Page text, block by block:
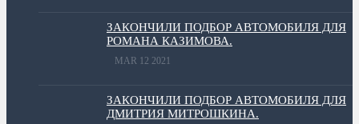
ЗАКОНЧИЛИ ПОДБОР АВТОМОБИЛЯ ДЛЯ
РОМАНА КАЗИМОВА.
MAR 12 2021
ЗАКОНЧИЛИ ПОДБОР АВТОМОБИЛЯ ДЛЯ
ДМИТРИЯ МИТРОШКИНА.